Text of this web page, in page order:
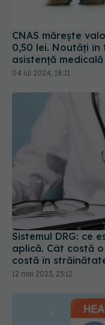
0,50 lei. Noutăți
asistență medicală
04 iul 2024, 18:11
Sistemul DRG: ce
aplică. Cât costă
costă în
noastră
12 mai 2023, 23:12